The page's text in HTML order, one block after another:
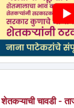
शेतकऱ्याची चावडी -